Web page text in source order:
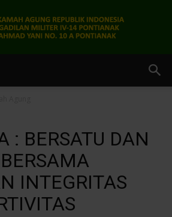
: BERSATU DAN
INTEGRITAS